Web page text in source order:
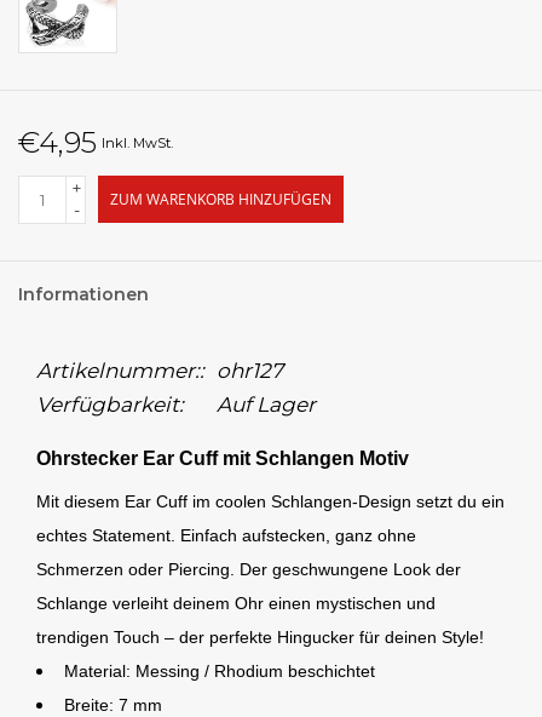
€4,95 Inkl. MwSt.
+
-
ZUM WARENKORB HINZUFÜGEN
Informationen
Artikelnummer:: ohr127
Verfügbarkeit:
Auf Lager
Ohrstecker Ear Cuff mit Schlangen Motiv
Mit diesem Ear Cuff im coolen Schlangen-Design setzt du ein
echtes Statement. Einfach aufstecken, ganz ohne
Schmerzen oder Piercing. Der geschwungene Look der
Schlange verleiht deinem Ohr einen mystischen und
trendigen Touch – der perfekte Hingucker für deinen Style!
Material: Messing / Rhodium beschichtet
Breite: 7 mm